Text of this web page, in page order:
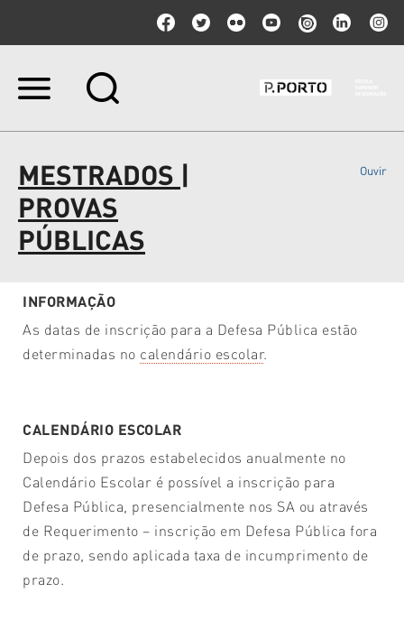
Ir
Ir
para
a
navegação
MESTRADOS |
PROVAS
PÚBLICAS
Ouvir
INFORMAÇÃO
As datas de inscrição para a Defesa Pública estão
determinadas no calendário escolar.
CALENDÁRIO ESCOLAR
Depois dos prazos estabelecidos anualmente no
Calendário Escolar é possível a inscrição para
Defesa Pública, presencialmente nos SA ou através
de Requerimento – inscrição em Defesa Pública fora
de prazo, sendo aplicada taxa de incumprimento de
prazo.